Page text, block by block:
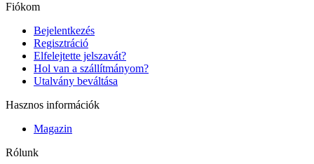
Fiókom
Bejelentkezés
Regisztráció
Elfelejtette jelszavát?
Hol van a szállítmányom?
Utalvány beváltása
Hasznos információk
Magazin
Rólunk